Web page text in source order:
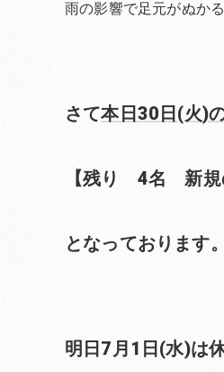
雨の影響で足元がぬか
さて本日30日(火)
【残り 4名 新規
となっております。
明日7月1日(水)は